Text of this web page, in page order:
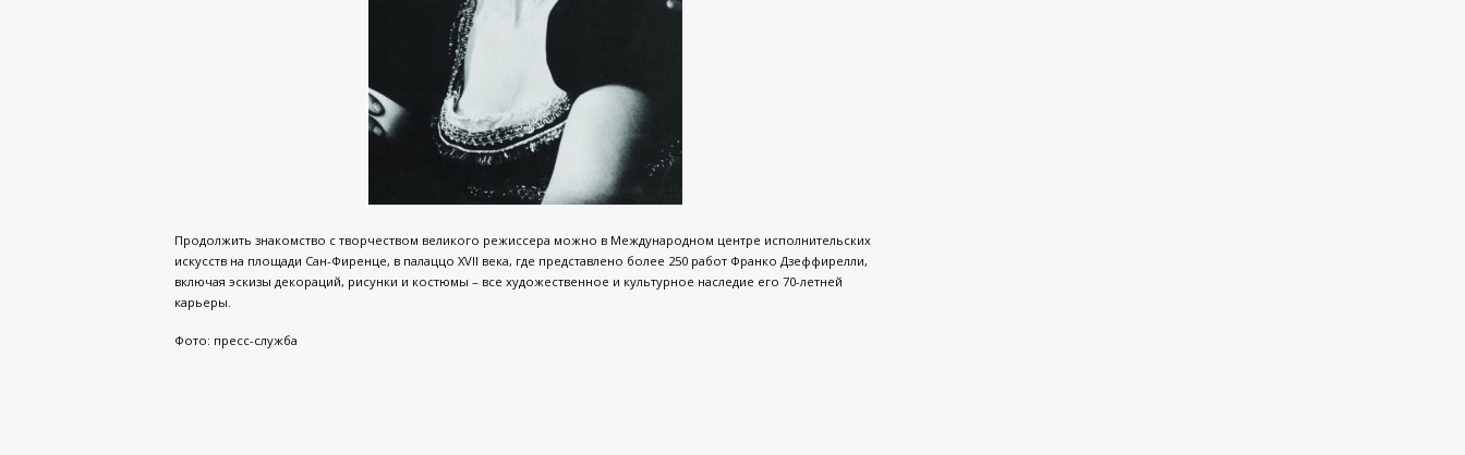
Продолжить знакомство с творчеством великого режиссера можно в Международном центре исполнительских
искусств на площади Сан-Фиренце, в палаццо XVII века, где представлено более 250 работ Франко Дзеффирелли,
включая эскизы декораций, рисунки и костюмы – все художественное и культурное наследие его 70-летней
карьеры.
Фото: пресс-служба